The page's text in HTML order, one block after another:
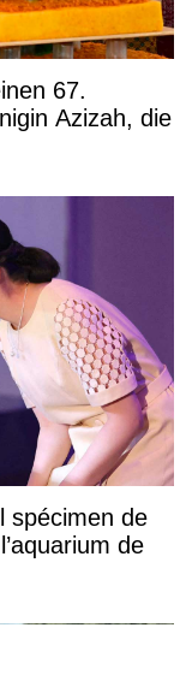
67.
Azizah, die
spécimen de
de